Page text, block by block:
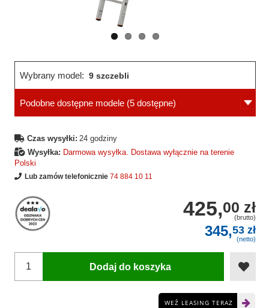
Wybrany model: 9 szczebli
Podobne dostępne modele (5 dostępne)
Czas wysyłki: 24 godziny
Wysyłka: Darmowa wysyłka. Dostawa wyłącznie na terenie
Polski
Lub zamów telefonicznie 74 884 10 11
425,00 zł
(brutto)
345,53 zł
(netto)
Dodaj do koszyka
WEŹ LEASING TERAZ